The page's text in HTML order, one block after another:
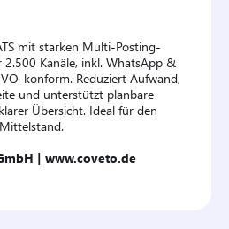
mit starken Multi-Posting-
2.500 Kanäle, inkl. WhatsApp &
Reduziert Aufwand,
und unterstützt planbare
Übersicht. Ideal für den
Mittelstand.
| www.coveto.de